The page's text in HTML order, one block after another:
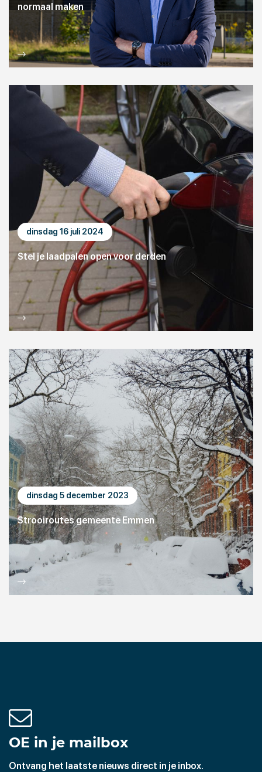
normaal maken
dinsdag 16 juli 2024
Stel je laadpalen open voor derden
dinsdag 5 december 2023
Strooiroutes gemeente Emmen
OE in je mailbox
Ontvang het laatste nieuws direct in je inbox.